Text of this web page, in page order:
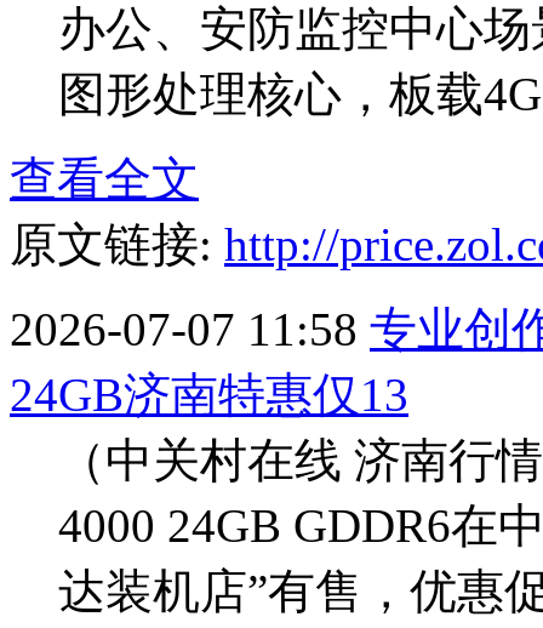
办公、安防监控中心
图形处理核心，板载
查看全文
原文链接: http://
2026-07-07 11:58 专业创
24GB济南特惠仅13
（中关村在线 济南行
4000 24GB GDDR6在
达装机店”有售，优惠